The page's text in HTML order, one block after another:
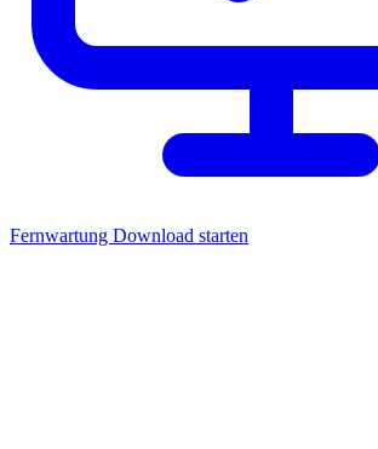
Fernwartung Download starten